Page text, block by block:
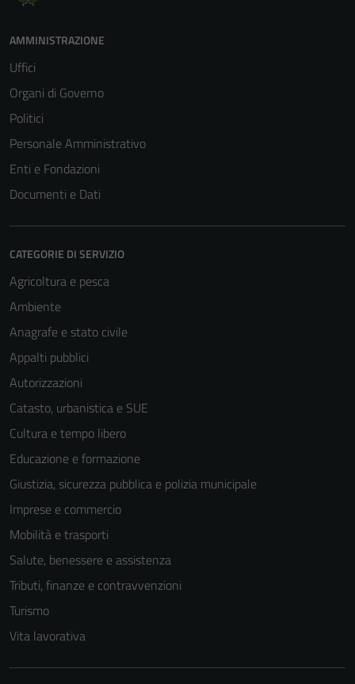
AMMINISTRAZIONE
Uffici
Organi di Governo
Politici
Personale Amministrativo
Enti e Fondazioni
Documenti e Dati
CATEGORIE DI SERVIZIO
Agricoltura e pesca
Ambiente
Anagrafe e stato civile
Appalti pubblici
Autorizzazioni
Catasto, urbanistica e SUE
Cultura e tempo libero
Educazione e formazione
Giustizia, sicurezza pubblica e polizia municipale
Imprese e commercio
Mobilità e trasporti
Salute, benessere e assistenza
Tributi, finanze e contravvenzioni
Turismo
Vita lavorativa